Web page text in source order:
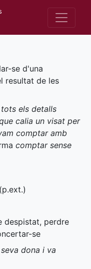
se d'una
resultat de les
els detalls
calia un visat per
comptar amb
comptar sense
(p.ext.)
despistat, perdre
se
dona i va